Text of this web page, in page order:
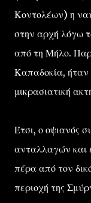
Κοντολέων) η
στην αρχή λόγω
από τη Μήλο.
Καπαδοκία, ήταν
μικρασιατική
Έτσι, ο οψιανός
ανταλλαγών και
πέρα από τον
περιοχή της